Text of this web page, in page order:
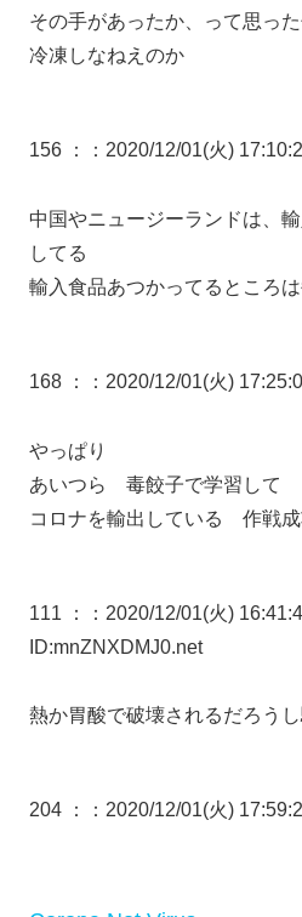
その手があったか、って思っ
冷凍しなねえのか
156 ： ：2020/12/01(火)
中国やニュージーランドは、
してる
輸入食品あつかってるところ
168 ： ：2020/12/01(火)
やっぱり
あいつら 毒餃子で学習して
コロナを輸出している 作戦成
111 ：
：2020/12/01(火)
ID:mnZNXDMJ0.net
熱か胃酸で破壊されるだろう
204 ： ：2020/12/01(火)